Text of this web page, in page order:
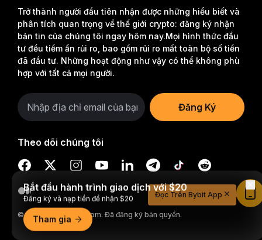
Trở thành người đầu tiên nhận được những hiểu biết và
phân tích quan trọng về thế giới crypto: đăng ký nhận
bản tin của chúng tôi ngay hôm nay.Mọi hình thức đầu
tư đều tiềm ẩn rủi ro, bao gồm rủi ro mất toàn bộ số tiền
đã đầu tư. Những hoạt động như vậy có thể không phù
hợp với tất cả mọi người.
Đăng Ký
Theo dõi chúng tôi
© 2018-2026 Bybit.com. Đã đăng ký bản quyền.
Bắt đầu hành trình giao dịch với $20
Đăng ký và nạp tiền để nhận $20
Tham gia
Đọc Trên Bybit App